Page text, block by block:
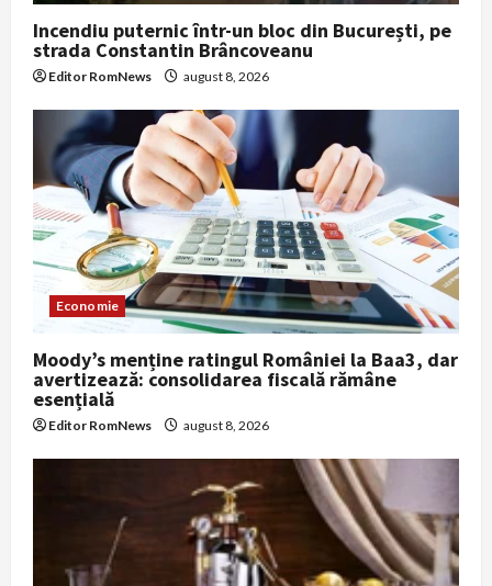
Incendiu puternic într-un bloc din București, pe
strada Constantin Brâncoveanu
Editor RomNews august 8, 2026
Economie
Moody’s menține ratingul României la Baa3, dar
avertizează: consolidarea fiscală rămâne
esențială
Editor RomNews august 8, 2026